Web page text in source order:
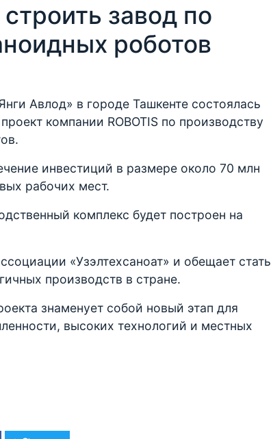
завод по
роботов
Авлод» в городе Ташкенте состоялась
компании ROBOTIS по производству
инвестиций в размере около 70 млн
рабочих мест.
комплекс будет построен на
«Узэлтехсаноат» и обещает стать
производств в стране.
знаменует собой новый этап для
высоких технологий и местных